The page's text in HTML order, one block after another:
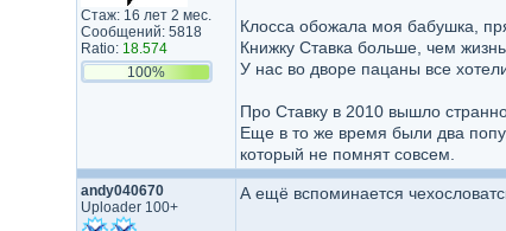
Стаж: 16 лет 2 мес.
Сообщений: 5818
Ratio: 18.574
100%
Клосса обожала моя бабушка,
Книжку Ставка больше, чем
У нас во дворе пацаны все
Про Ставку в 2010 вышло
Еще в то же время были два
который не помнят совсем.
andy040670
Uploader 100+
А ещё вспоминается